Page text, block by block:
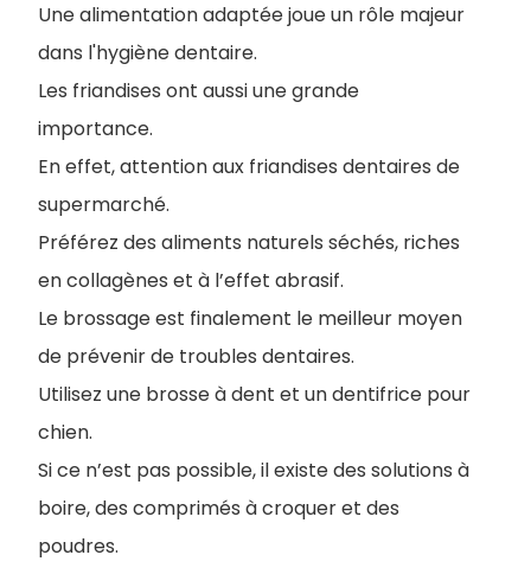
Une alimentation adaptée joue un rôle majeur
dans l'hygiène dentaire.
Les friandises ont aussi une grande
importance.
En effet, attention aux friandises dentaires de
supermarché.
Préférez des aliments naturels séchés, riches
en collagènes et à l’effet abrasif.
Le brossage est finalement le meilleur moyen
de prévenir de troubles dentaires.
Utilisez une brosse à dent et un dentifrice pour
chien.
Si ce n’est pas possible, il existe des solutions à
boire, des comprimés à croquer et des
poudres.